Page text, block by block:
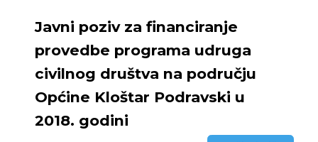
Javni poziv za financiranje
provedbe programa udruga
civilnog društva na području
Općine Kloštar Podravski u
2018. godini